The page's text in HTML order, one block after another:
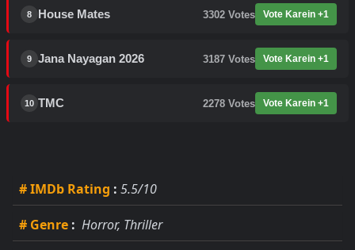
8 House Mates 3302 Votes Vote Karein +1
9 Jana Nayagan 2026 3187 Votes Vote Karein +1
10 TMC 2278 Votes Vote Karein +1
# IMDb Rating : 5.5/10
# Genre : Horror, Thriller